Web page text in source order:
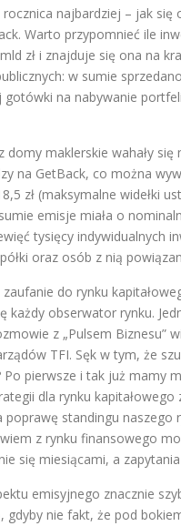
najbardziej – jak
Warto przypomnieć ile
zł i znajduje się ona na
w sumie
na nabywanie
domy maklerskie wahały
na GetBack, co można
zł (maksymalne widełki
emisje miała o
tysięcy indywidualnych
oraz osób z nią
do rynku
każdy obserwator rynku.
z „Pulsem Biznesu”
TFI. Sęk w tym, że
pierwsze i tak już mamy
dla rynku
standingu
z rynku finansowego
się miesiącami, a
emisyjnego znacznie
nie fakt, że pod